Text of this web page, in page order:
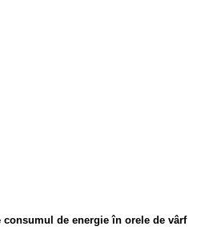
consumul de energie în orele de vârf